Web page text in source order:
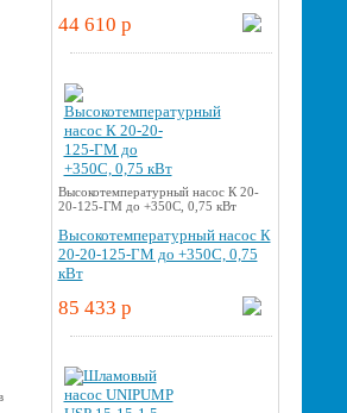
44 610 p
Высокотемпературный насос К 20-
20-125-ГМ до +350С, 0,75 кВт
Высокотемпературный насос К
20-20-125-ГМ до +350С, 0,75
кВт
85 433 p